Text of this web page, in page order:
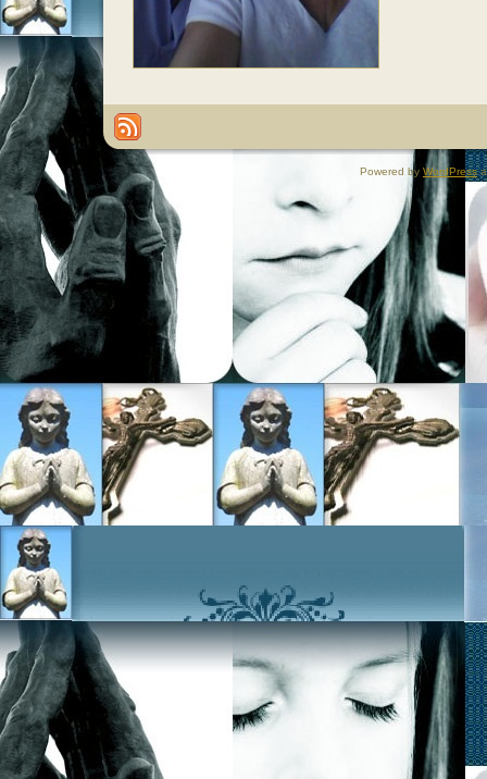
Powered by WordPress